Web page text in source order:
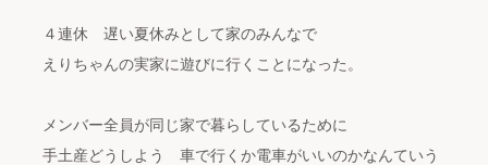
４連休 遅い夏休みとして家のみんなで
えりちゃんの実家に遊びに行くことになった。
メンバー全員が同じ家で暮らしているために
手土産どうしよう 車で行くか電車がいいのかなんていう